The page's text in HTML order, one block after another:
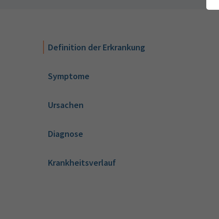
Definition der Erkrankung
Symptome
Ursachen
Diagnose
Krankheitsverlauf